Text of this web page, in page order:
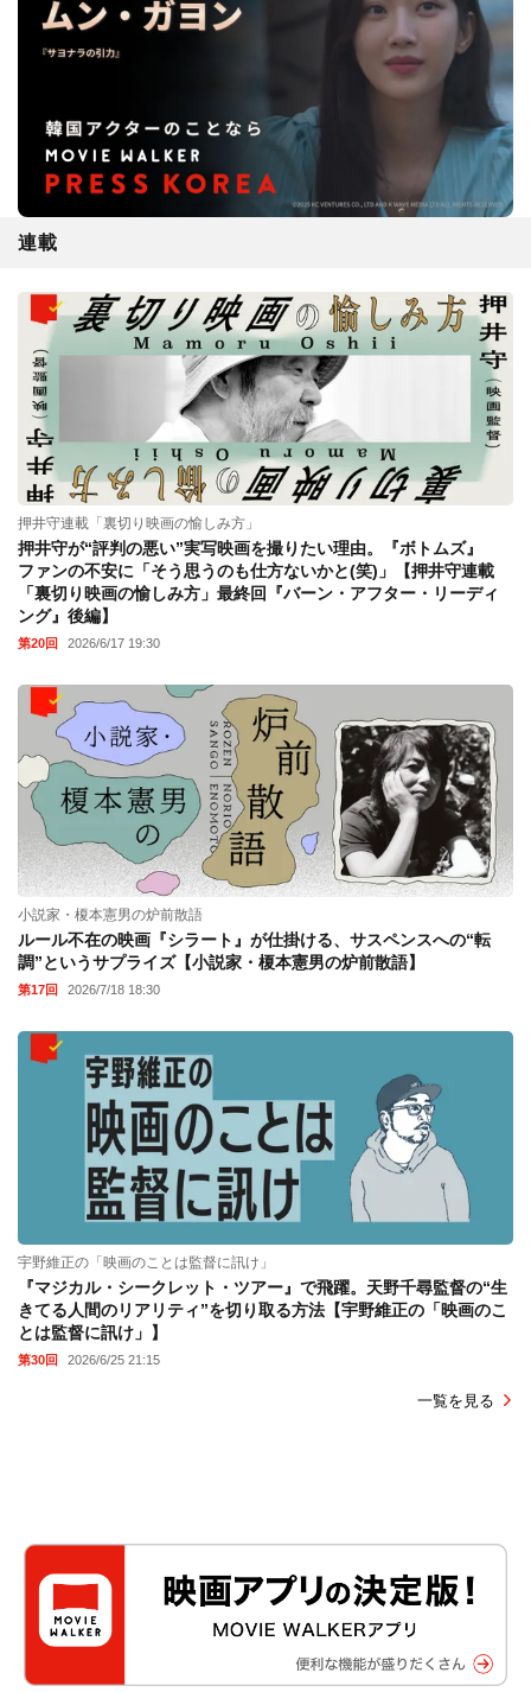
連載
押井守連載「裏切り映画の愉しみ方」
押井守が“評判の悪い”実写映画を撮りたい理由。『ボトムズ』
ファンの不安に「そう思うのも仕方ないかと(笑)」【押井守連載
「裏切り映画の愉しみ方」最終回『バーン・アフター・リーディ
ング』後編】
第20回 2026/6/17 19:30
小説家・榎本憲男の炉前散語
ルール不在の映画『シラート』が仕掛ける、サスペンスへの“転
調”というサプライズ【小説家・榎本憲男の炉前散語】
第17回 2026/7/18 18:30
宇野維正の「映画のことは監督に訊け」
『マジカル・シークレット・ツアー』で飛躍。天野千尋監督の“生
きてる人間のリアリティ”を切り取る方法【宇野維正の「映画のこ
とは監督に訊け」】
第30回 2026/6/25 21:15
一覧を見る